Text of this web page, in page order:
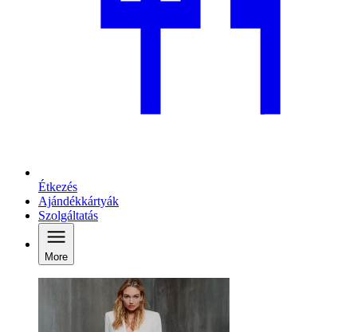
Étkezés
Ajándékkártyák
Szolgáltatás
More